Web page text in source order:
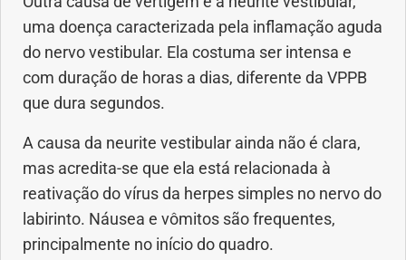
Saúde dos olhos
Saúde dos ouvidos
Saúde mental
Síndrome de Down
uma doença caracterizada pela inflamação aguda
do nervo vestibular. Ela costuma ser intensa e
com duração de horas a dias, diferente da VPPB
que dura segundos.
A causa da neurite vestibular ainda não é clara,
mas acredita-se que ela está relacionada à
reativação do vírus da herpes simples no nervo do
labirinto. Náusea e vômitos são frequentes,
principalmente no início do quadro.